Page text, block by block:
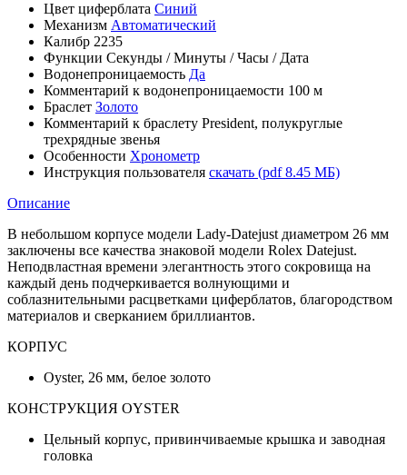
Цвет циферблата Синий
Механизм Автоматический
Калибр 2235
Функции Секунды /Минуты /Часы / Дата
Водонепроницаемость Да
Комментарий к водонепроницаемости 100 м
Браслет Золото
Комментарий к браслету President, полукруглые
трехрядные звенья
Особенности Хронометр
Инструкция пользователя скачать (pdf 8.45 МБ)
Описание
В небольшом корпусе модели Lady-Datejust диаметром 26 мм
заключены все качества знаковой модели Rolex Datejust.
Неподвластная времени элегантность этого сокровища на
каждый день подчеркивается волнующими и
соблазнительными расцветками циферблатов, благородством
материалов и сверканием бриллиантов.
КОРПУС
Oyster, 26 мм, белое золото
КОНСТРУКЦИЯ OYSTER
Цельный корпус, привинчиваемые крышка и заводная
головка